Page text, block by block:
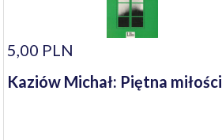
5,00 PLN
Kaziów Michał: Piętna miłości